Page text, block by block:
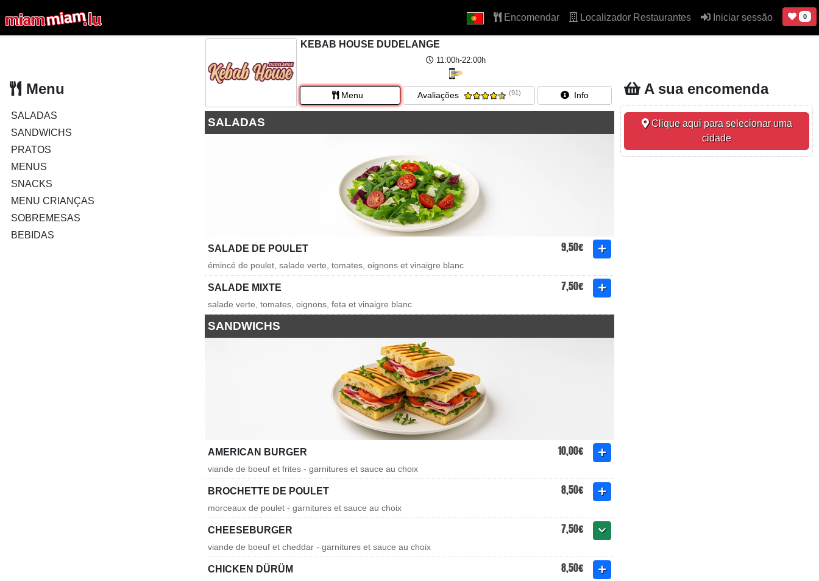
Encomendar Localizador Restaurantes Iniciar sessão 0
Menu
SALADAS
SANDWICHS
PRATOS
MENUS
SNACKS
MENU CRIANÇAS
SOBREMESAS
BEBIDAS
KEBAB HOUSE DUDELANGE
11:00h-22:00h
Menu Avaliações (91) Info
SALADAS
SALADE DE POULET 9,50€
émincé de poulet, salade verte, tomates, oignons et vinaigre blanc
SALADE MIXTE 7,50€
salade verte, tomates, oignons, feta et vinaigre blanc
SANDWICHS
AMERICAN BURGER 10,00€
viande de boeuf et frites - garnitures et sauce au choix
BROCHETTE DE POULET 8,50€
morceaux de poulet - garnitures et sauce au choix
CHEESEBURGER 7,50€
viande de boeuf et cheddar - garnitures et sauce au choix
CHICKEN DÜRÜM 8,50€
A sua encomenda
Clique aqui para selecionar uma
cidade